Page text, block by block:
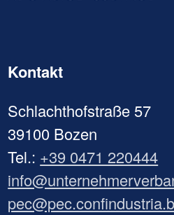
Kontakt
Schlachthofstraße 57
39100 Bozen
Tel.: +39 0471 220444